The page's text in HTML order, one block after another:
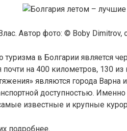
Автор фото: © Boby Dimitrov,
туризма в Болгарии является
почти на 400 километров, 130
являются города Варна
доступностью.
известные и крупные
подробнее.